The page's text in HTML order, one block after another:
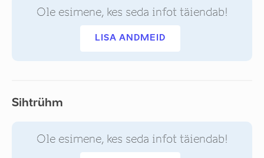
Ole esimene, kes seda infot täiendab!
LISA ANDMEID
Sihtrühm
Ole esimene, kes seda infot täiendab!